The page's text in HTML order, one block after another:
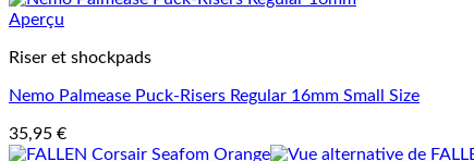
Aperçu
Riser et shockpads
Nemo Palmease Puck-Risers Regular 16mm Small Size
35,95 €